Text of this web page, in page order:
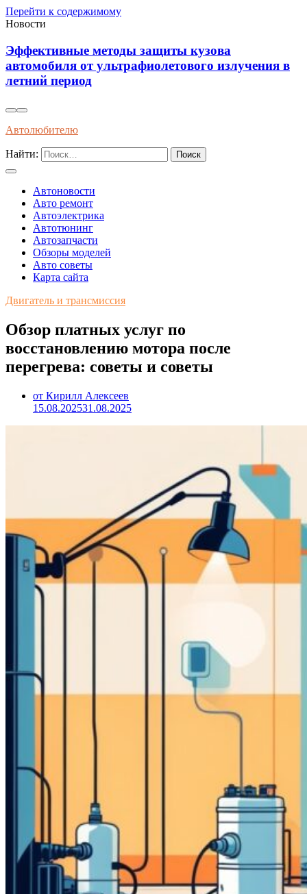
Перейти к содержимому
Новости
Как распознать оригинальные запчасти по
упаковке и сертификатам качества
Автолюбителю
Найти:
Автоновости
Авто ремонт
Автоэлектрика
Автотюнинг
Автозапчасти
Обзоры моделей
Авто советы
Карта сайта
Двигатель и трансмиссия
Обзор платных услуг по
восстановлению мотора после
перегрева: советы и советы
от Кирилл Алексеев
15.08.202531.08.2025